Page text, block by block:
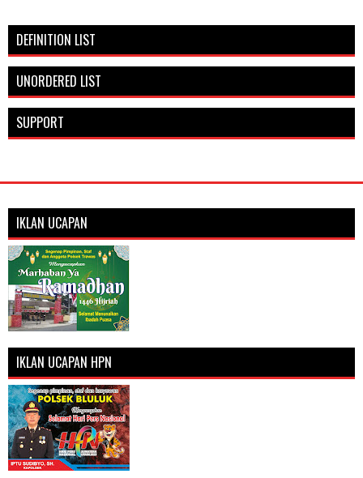
DEFINITION LIST
UNORDERED LIST
SUPPORT
IKLAN UCAPAN
IKLAN UCAPAN HPN